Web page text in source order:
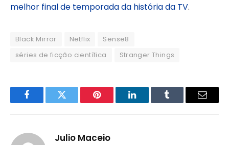
melhor final de temporada da história da TV.
Black Mirror Netflix
Sense8
séries de ficção científica
Stranger Things
FacebookTwitter Pinterest LinkedInTumblr Email
Julio Maceio